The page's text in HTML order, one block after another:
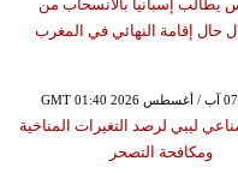
يطالب إسبانيا بالانسحاب من
حال إقامة النهائي في المغرب
ليبي لرصد التغيرات المناخية
ومكافحة التصحر